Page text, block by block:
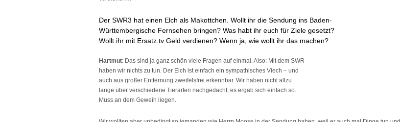
Der SWR3 hat einen Elch als Makottchen. Wollt ihr die Sendung ins Baden-
Württembergische Fernsehen bringen? Was habt ihr euch für Ziele gesetzt?
Wollt ihr mit Ersatz.tv Geld verdienen? Wenn ja, wie wollt ihr das machen?
Hartmut: Das sind ja ganz schön viele Fragen auf einmal. Also: Mit dem SWR
haben wir nichts zu tun. Der Elch ist einfach ein sympathisches Viech – und
auch aus großer Entfernung zweifelsfrei erkennbar. Wir haben nicht allzu
lange über verschiedene Tierarten nachgedacht; es ergab sich einfach so.
Muss an dem Geweih liegen.